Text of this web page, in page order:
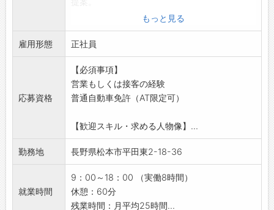
即日対応!!フォロー体制もバッチリ
☆----------------------------------------
☆
◆職場見学可能！自分が働くイメージができま
す。
みなさまのご応募を心よりお待ちしております
＾＾
☆
一人でも多くのBESSファンを作る為のお仕事
です。
【業務内容】
■ログハウスでの暮らしを提案するホームナビ
ゲーター
・お客様対応（接客、ご案内）
・単独展示場（LOGWAY）の清掃、場内整備
・融資や土地のご相談
・イベント運営サポートなど
※当社の展示場で暮らし体験にポジティブに反
たいのか」を気づかせるのが最も大事な仕事。
※顧客との自然な会話を通して、顧客自身がま
もっと見る
雇用形態 正社員
応募資格
【必須事項】
営業もしくは接客の経験
普通自動車免許（AT限定可）
【歓迎スキル・求める人物像】...
勤務地 長野県松本市平田東2-18-36
就業時間
9：00～18：00 （実働8時間）
休憩：60分
残業時間：月平均25時間...